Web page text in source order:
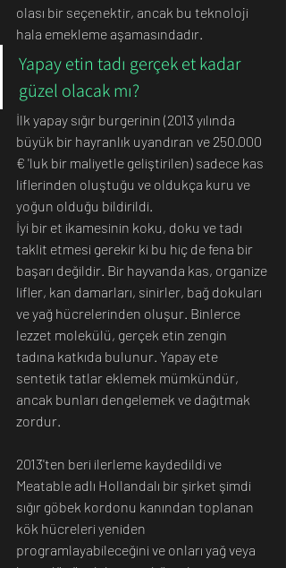
olası bir seçenektir, ancak bu teknoloji
hala emekleme aşamasındadır.
Yapay etin tadı gerçek et kadar
güzel olacak mı?
İlk yapay sığır burgerinin (2013 yılında
büyük bir hayranlık uyandıran ve 250.000
€ 'luk bir maliyetle geliştirilen) sadece kas
liflerinden oluştuğu ve oldukça kuru ve
yoğun olduğu bildirildi.
İyi bir et ikamesinin koku, doku ve tadı
taklit etmesi gerekir ki bu hiç de fena bir
başarı değildir. Bir hayvanda kas, organize
lifler, kan damarları, sinirler, bağ dokuları
ve yağ hücrelerinden oluşur. Binlerce
lezzet molekülü, gerçek etin zengin
tadına katkıda bulunur. Yapay ete
sentetik tatlar eklemek mümkündür,
ancak bunları dengelemek ve dağıtmak
zordur.
2013'ten beri ilerleme kaydedildi ve
Meatable adlı Hollandalı bir şirket şimdi
sığır göbek kordonu kanından toplanan
kök hücreleri yeniden
programlayabileceğini ve onları yağ veya